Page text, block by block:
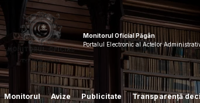
Monitorul Oficial Păgân
Portalul Electronic al Actelor
Monitorul Avize Publicitate Transparență